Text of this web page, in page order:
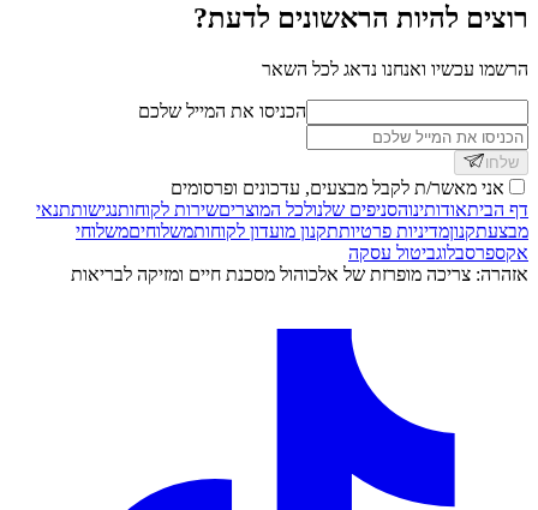
רוצים להיות הראשונים לדעת?
הרשמו עכשיו ואנחנו נדאג לכל השאר
הכניסו את המייל שלכם
שלחו
אני מאשר/ת לקבל מבצעים, עדכונים ופרסומים
דף הביתאודותינוהסניפים שלנולכל המוצריםשירות לקוחותנגישותתנאי
מבצעתקנוןמדיניות פרטיותתקנון מועדון לקוחותמשלוחיםמשלוחי
אקספרסבלוגביטול עסקה
אזהרה: צריכה מופרזת של אלכוהול מסכנת חיים ומזיקה לבריאות